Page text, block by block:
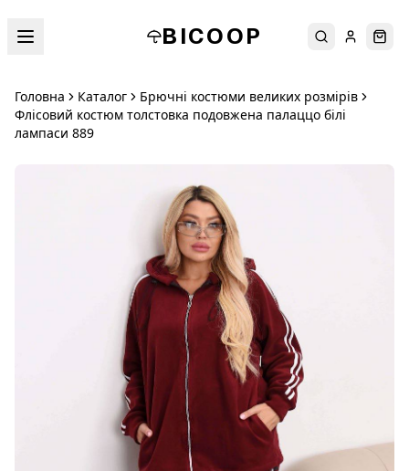
BICOOP ПошукУвійти
Головна Каталог
Брючні костюми великих розмірів
Флісовий костюм толстовка подовжена палаццо білі
лампаси 889